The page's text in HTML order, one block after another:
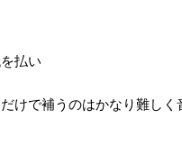
払い
けで補うのはかなり難し